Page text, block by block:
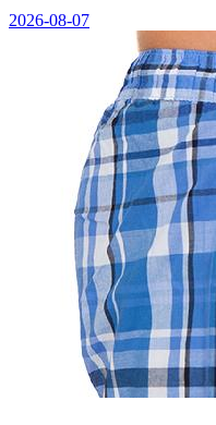
2026-08-07